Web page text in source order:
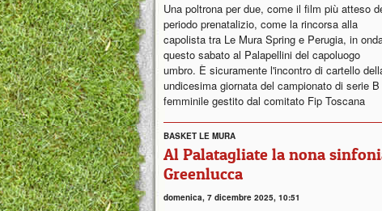
Una poltrona per due, come il film più atteso
periodo prenatalizio, come la rincorsa alla
capolista tra Le Mura Spring e Perugia, in
questo sabato al Palapellini del capoluogo
umbro. È sicuramente l'incontro di cartello
undicesima giornata del campionato di serie B
femminile gestito dal comitato Fip Toscana
BASKET LE MURA
Al Palatagliate la nona
Greenlucca
domenica, 7 dicembre 2025, 10:51